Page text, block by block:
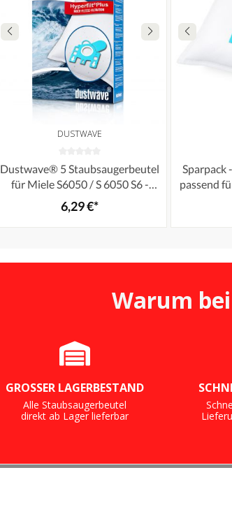
DUSTWAVE
Dustwave® 5 Staubsaugerbeutel
für Miele S6050 / S 6050 S6 -
hocheffizient, mehrlagiges
Mikrovlies mit Hygieneverschluss
- Made in Germany
6,29 €*
Sparpack
passend
S6050
Warum
GROSSER LAGERBESTAND
Alle Staubsaugerbeutel
direkt ab Lager lieferbar